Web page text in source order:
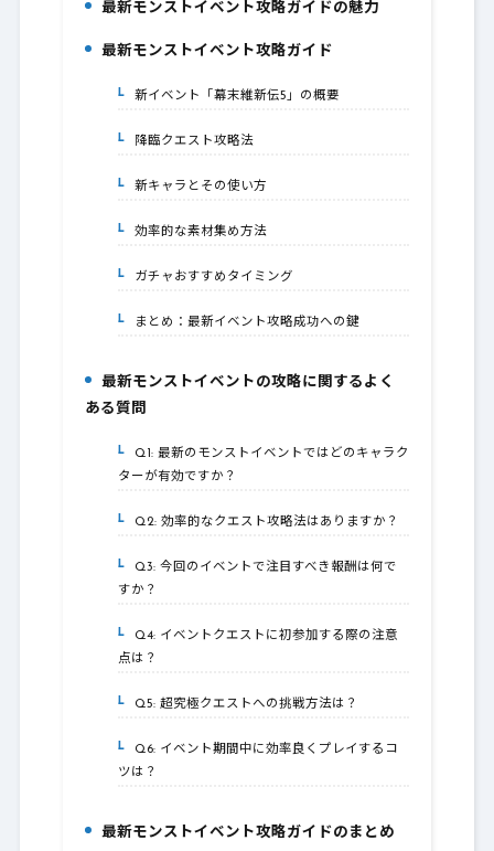
最新モンストイベント攻略ガイドの魅力
2.最新モンストイベント攻略ガイド
2-1.新イベント「幕末維新伝5」の概要
2-2.降臨クエスト攻略法
2-3.新キャラとその使い方
2-4.効率的な素材集め方法
2-5.ガチャおすすめタイミング
2-6.まとめ：最新イベント攻略成功への鍵
3.最新モンストイベントの攻略に関するよく
ある質問
3-1.Q1: 最新のモンストイベントではどのキャラク
ターが有効ですか？
3-2.Q2: 効率的なクエスト攻略法はありますか？
3-3.Q3: 今回のイベントで注目すべき報酬は何で
すか？
3-4.Q4: イベントクエストに初参加する際の注意
点は？
3-5.Q5: 超究極クエストへの挑戦方法は？
3-6.Q6: イベント期間中に効率良くプレイするコ
ツは？
4.最新モンストイベント攻略ガイドのまとめ